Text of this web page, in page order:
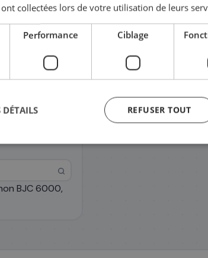
BJC 6000,
Complétez la série
23,17 €
collectées lors de votre utilisation de leurs
Performance Ciblage
REFUSER TOUT
DÉTAILS